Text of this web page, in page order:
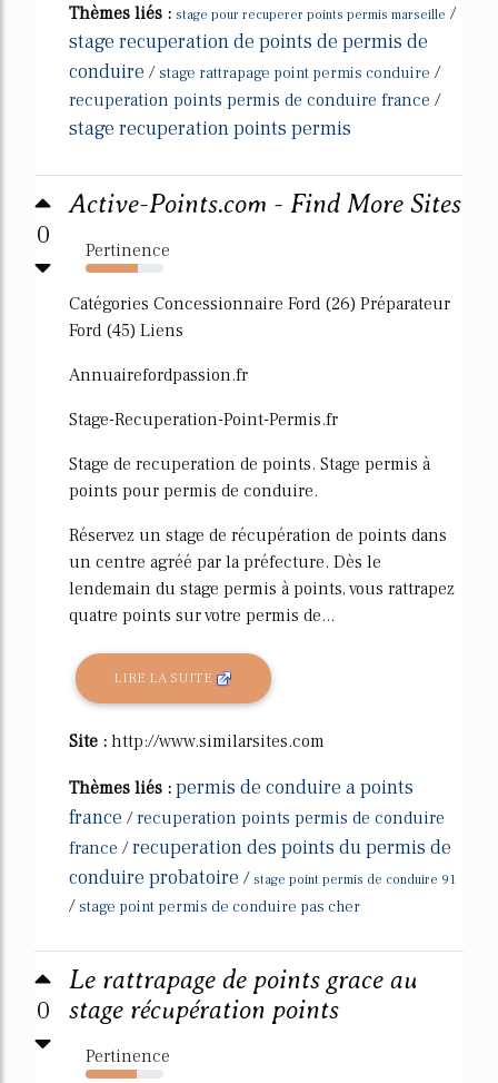
Thèmes liés : stage pour recuperer points permis marseille /
stage recuperation de points de permis de
conduire /stage rattrapage point permis conduire /
recuperation points permis de conduire france /
stage recuperation points permis
0
Active-Points.com - Find More Sites
Pertinence
67%
Catégories Concessionnaire Ford (26) Préparateur
Ford (45) Liens
Annuairefordpassion.fr
Stage-Recuperation-Point-Permis.fr
Stage de recuperation de points. Stage permis à
points pour permis de conduire.
Réservez un stage de récupération de points dans
un centre agréé par la préfecture. Dès le
lendemain du stage permis à points, vous rattrapez
quatre points sur votre permis de...
LIRE LA SUITE
Site : http://www.similarsites.com
Thèmes liés : permis de conduire a points
france /recuperation points permis de conduire
france /recuperation des points du permis de
conduire probatoire / stage point permis de conduire 91
/stage point permis de conduire pas cher
0
Le rattrapage de points grace au
stage récupération points
Pertinence